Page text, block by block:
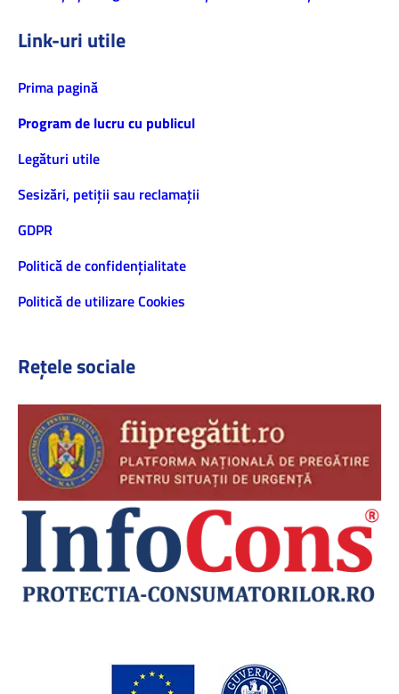
Link-uri utile
Prima pagină
Program de lucru cu publicul
Legături utile
Sesizări, petiţii sau reclamații
GDPR
Politică de confidenţialitate
Politică de utilizare Cookies
Rețele sociale